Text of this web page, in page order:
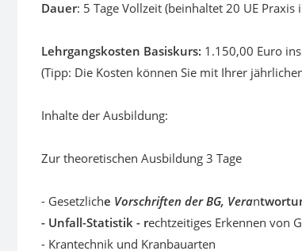
Dauer: 5 Tage Vollzeit (beinhaltet 20 UE Praxis
Lehrgangskosten Basiskurs: 1.150,00 Euro
(Tipp: Die Kosten können Sie mit Ihrer
Inhalte der Ausbildung:
Zur theoretischen Ausbildung 3 Tage
- Gesetzliche Vorschriften der BG, Veran
- Unfall-Statistik - rechtzeitiges Erkennen von
- Krantechnik und Kranbauarten